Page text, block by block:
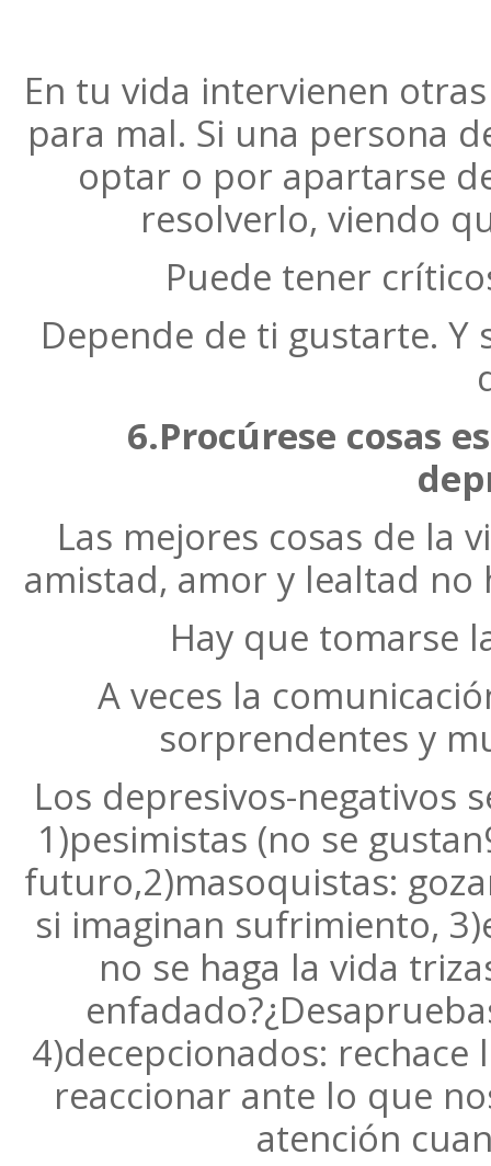
En tu vida intervienen
para mal. Si una persona
optar o por apartarse
resolverlo, viendo
Puede tener
Depende de ti gustarte. Y
6.Procúrese cosas
Las mejores cosas de la
amistad, amor y lealtad
Hay que tomarse
A veces la
sorprendentes y
Los depresivos-negativos
1)pesimistas (no se
futuro,2)masoquistas:
si imaginan sufrimiento,
no se haga la vida
4)decepcionados:
reaccionar ante lo que
atención